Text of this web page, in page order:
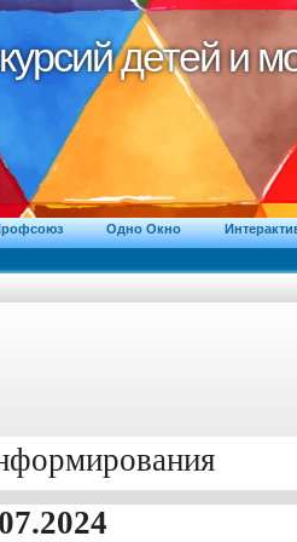
детей и
детей и
Одно Окно